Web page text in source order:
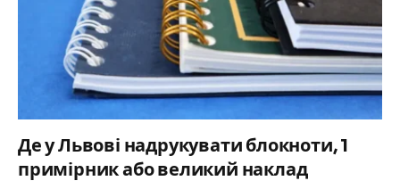
Де у Львові надрукувати блокноти, 1
примірник або великий наклад